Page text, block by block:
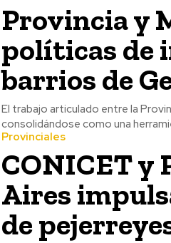
Provincia y
políticas de
barrios de
El trabajo articulado entre la
consolidándose como una
Provinciales
CONICET y
Aires
de